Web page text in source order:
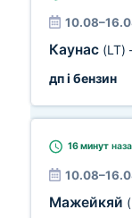
Каунас (LT)
дп і бензин
16 минут
Мажейкяй